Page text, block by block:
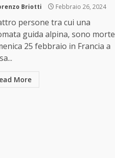
Briotti Febbraio 26, 2024
persone tra cui una
guida alpina, sono morte
25 febbraio in Francia a
More